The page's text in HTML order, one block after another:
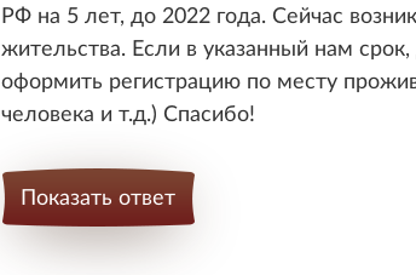
РФ на 5 лет, до 2022 года. Сейчас
жительства. Если в указанный нам
оформить регистрацию по месту
человека и т.д.) Спасибо!
Показать ответ